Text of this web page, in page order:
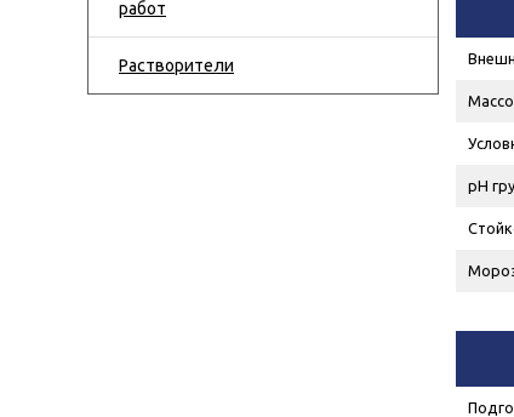
работ
Растворители
рН